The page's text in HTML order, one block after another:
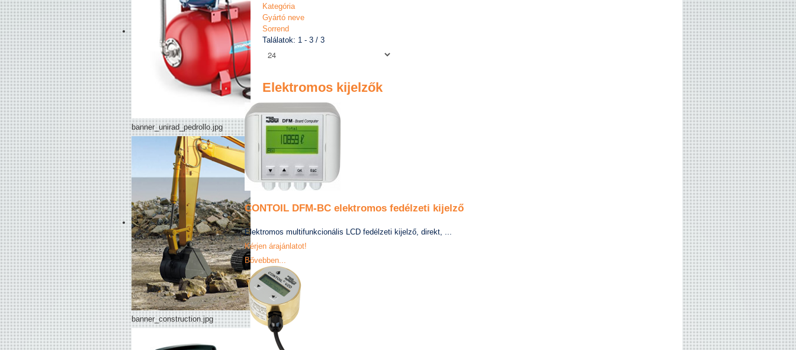
banner_unirad_pedrollo.jpg
banner_construction.jpg
Kategória
Gyártó neve
Sorrend
Találatok: 1 - 3 / 3
Elektromos kijelzők
CONTOIL DFM-BC elektromos fedélzeti kijelző
Elektromos multifunkcionális LCD fedélzeti kijelző, direkt, ...
Kérjen árajánlatot!
Bővebben...